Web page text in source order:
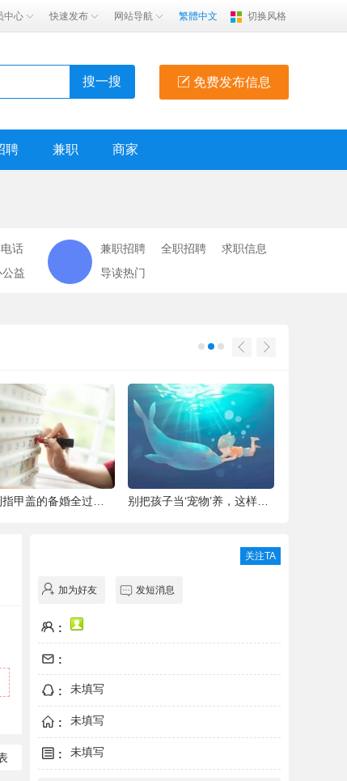
中心 快速发布 网站导航 繁體中文 切换风格
免费发布信息
搜一搜
聘 兼职 商家
话
公益
兼职招聘 全职招聘
求职信息
导读热门
关注TA
加为好友 发短消息
:
:
: 未填写
: 未填写
: 未填写